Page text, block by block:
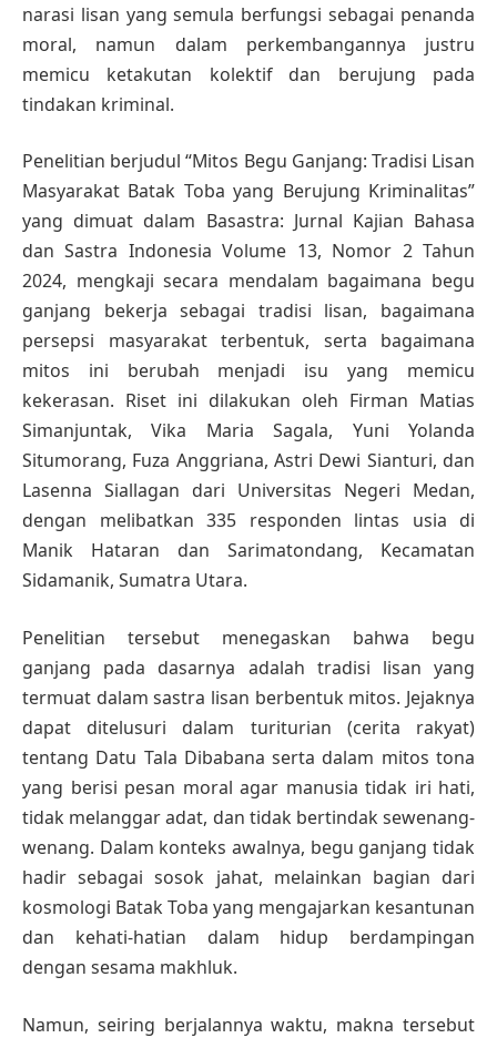
narasi lisan yang semula berfungsi sebagai penanda
moral, namun dalam perkembangannya justru
memicu ketakutan kolektif dan berujung pada
tindakan kriminal.
Penelitian berjudul “Mitos Begu Ganjang: Tradisi Lisan
Masyarakat Batak Toba yang Berujung Kriminalitas”
yang dimuat dalam Basastra: Jurnal Kajian Bahasa
dan Sastra Indonesia Volume 13, Nomor 2 Tahun
2024, mengkaji secara mendalam bagaimana begu
ganjang bekerja sebagai tradisi lisan, bagaimana
persepsi masyarakat terbentuk, serta bagaimana
mitos ini berubah menjadi isu yang memicu
kekerasan. Riset ini dilakukan oleh Firman Matias
Simanjuntak, Vika Maria Sagala, Yuni Yolanda
Situmorang, Fuza Anggriana, Astri Dewi Sianturi, dan
Lasenna Siallagan dari Universitas Negeri Medan,
dengan melibatkan 335 responden lintas usia di
Manik Hataran dan Sarimatondang, Kecamatan
Sidamanik, Sumatra Utara.
Penelitian tersebut menegaskan bahwa begu
ganjang pada dasarnya adalah tradisi lisan yang
termuat dalam sastra lisan berbentuk mitos. Jejaknya
dapat ditelusuri dalam turiturian (cerita rakyat)
tentang Datu Tala Dibabana serta dalam mitos tona
yang berisi pesan moral agar manusia tidak iri hati,
tidak melanggar adat, dan tidak bertindak sewenang-
wenang. Dalam konteks awalnya, begu ganjang tidak
hadir sebagai sosok jahat, melainkan bagian dari
kosmologi Batak Toba yang mengajarkan kesantunan
dan kehati-hatian dalam hidup berdampingan
dengan sesama makhluk.
Namun, seiring berjalannya waktu, makna tersebut